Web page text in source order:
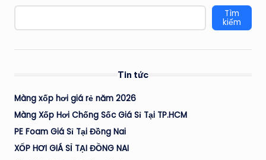
Tìm
kiếm
Tin tức
Màng xốp hơi giá rẻ năm 2026
Màng Xốp Hơi Chống Sốc Giá Sỉ Tại TP.HCM
PE Foam Giá Sỉ Tại Đồng Nai
XỐP HƠI GIÁ SỈ TẠI ĐỒNG NAI